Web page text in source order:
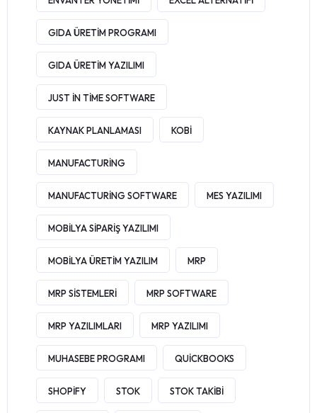
GIDA ÜRETIM PROGRAMI
GIDA ÜRETIM YAZILIMI
JUST IN TIME SOFTWARE
KAYNAK PLANLAMASI KOBI
MANUFACTURING
MANUFACTURING SOFTWARE MES YAZILIMI
MOBILYA SIPARIŞ YAZILIMI
MOBILYA ÜRETIM YAZILIM MRP
MRP SISTEMLERI MRP SOFTWARE
MRP YAZILIMLARI MRP YAZILIMI
MUHASEBE PROGRAMI QUICKBOOKS
SHOPIFY STOK STOK TAKIBI